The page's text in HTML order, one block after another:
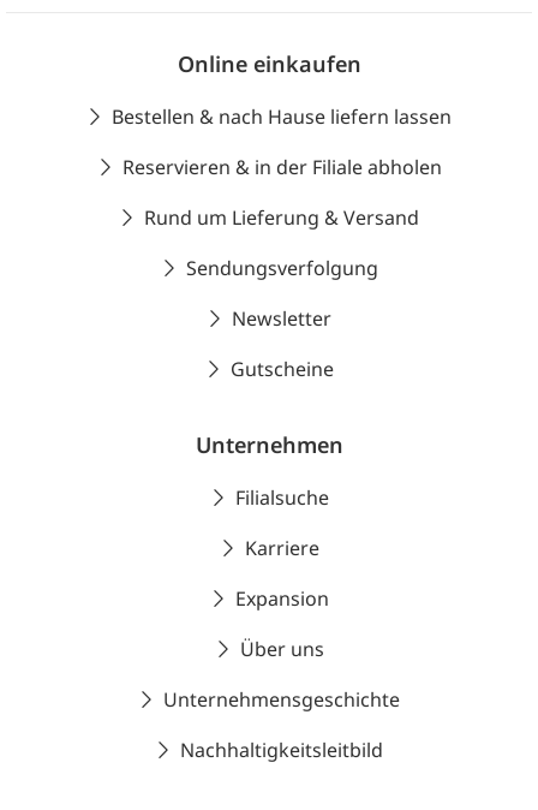
Online einkaufen
Bestellen & nach Hause liefern lassen
Reservieren & in der Filiale abholen
Rund um Lieferung & Versand
Sendungsverfolgung
Newsletter
Gutscheine
Unternehmen
Filialsuche
Karriere
Expansion
Über uns
Unternehmensgeschichte
Nachhaltigkeitsleitbild